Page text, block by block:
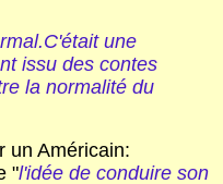
une
issu des contes
la normalité du
un Américain:
"l'idée de conduire son